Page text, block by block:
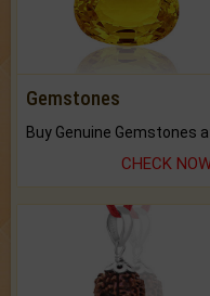
Gemstones
CHECK